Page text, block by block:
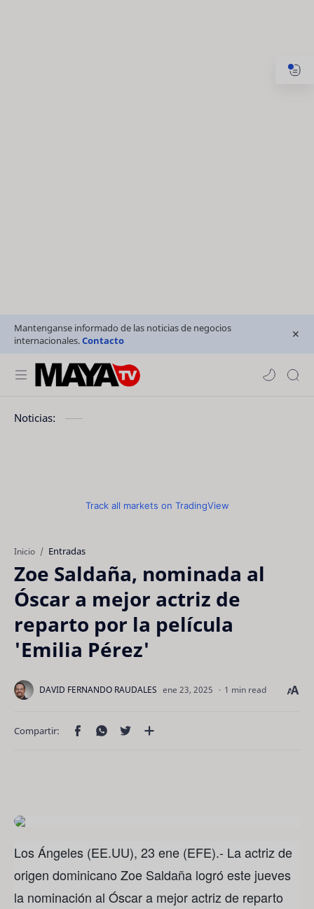
Mantenganse informado de las noticias de negocios
internacionales.Contacto
Noticias:
Track all markets on TradingView
Inicio Entradas
Zoe Saldaña, nominada al
Óscar a mejor actriz de
reparto por la película
'Emilia Pérez'
1 min read
Los Ángeles (EE.UU), 23 ene (EFE).- La actriz de
origen dominicano Zoe Saldaña logró este jueves
la nominación al Óscar a mejor actriz de reparto